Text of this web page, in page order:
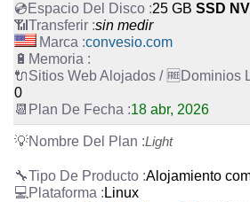
25 GB SSD
sin medir
convesio.com
0
18 abr, 2026
Light
Alojamiento
Linux